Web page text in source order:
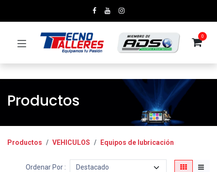
0
Productos
Productos VEHICULOS Equipos de lubricación
Ordenar Por :